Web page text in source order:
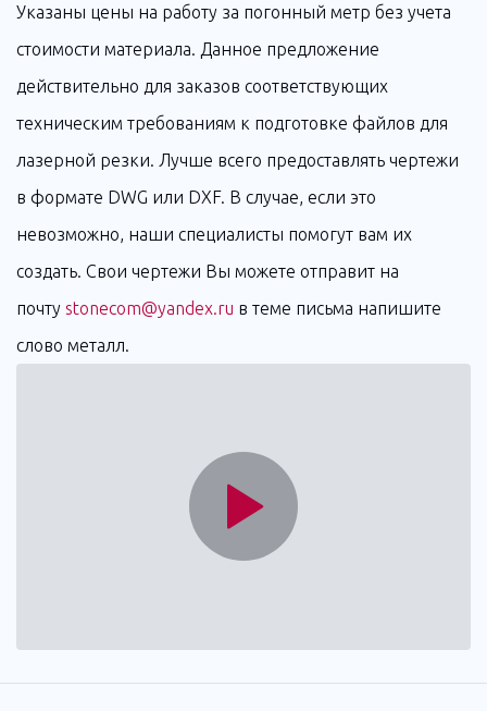
Указаны цены на работу за погонный метр без учета
стоимости материала. Данное предложение
действительно для заказов соответствующих
техническим требованиям к подготовке файлов для
лазерной резки. Лучше всего предоставлять чертежи
в формате DWG или DXF. В случае, если это
невозможно, наши специалисты помогут вам их
создать. Свои чертежи Вы можете отправит на
почту stonecom@yandex.ru в теме письма напишите
слово металл.